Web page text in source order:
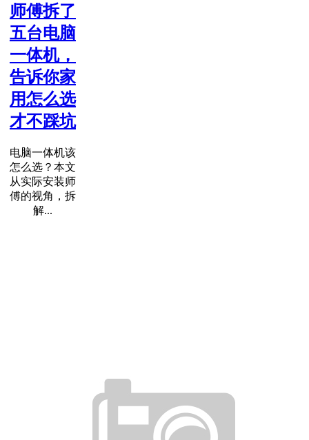
师傅拆了
五台电脑
一体机，
告诉你家
用怎么选
才不踩坑
电脑一体机该
怎么选？本文
从实际安装师
傅的视角，拆
解...